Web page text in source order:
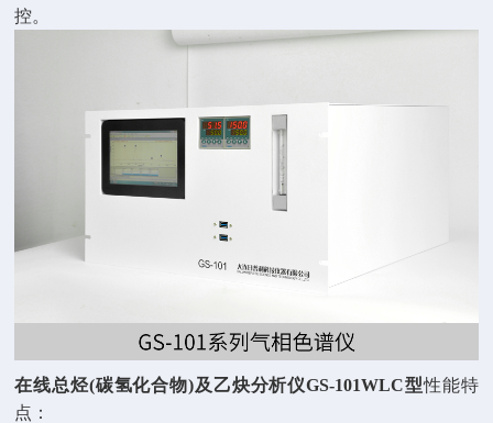
控。
在线总烃(碳氢化合物)及乙炔分析仪GS-101WLC型性能特
点：